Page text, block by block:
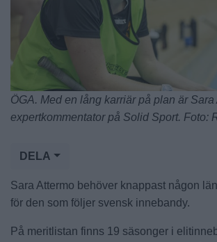
ÖGA. Med en lång karriär på plan är Sara
expertkommentator på Solid Sport. Foto:
DELA
Sara Attermo behöver knappast någon
för den som följer svensk innebandy.
På meritlistan finns 19 säsonger i